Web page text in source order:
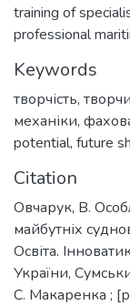
training of
professional
Keywords
творчість,
механіки,
potential, future
Citation
Овчарук, В.
майбутніх
Освіта.
України,
С. Макаренка ;